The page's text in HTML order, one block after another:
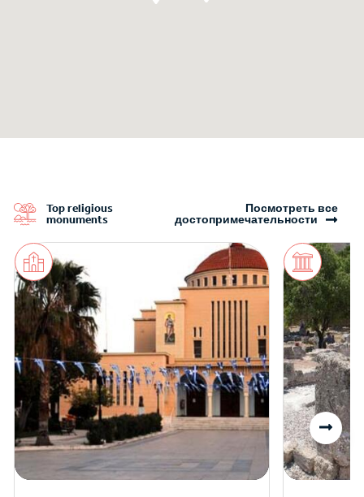
Top religious
monuments
Посмотреть все
достопримечательности